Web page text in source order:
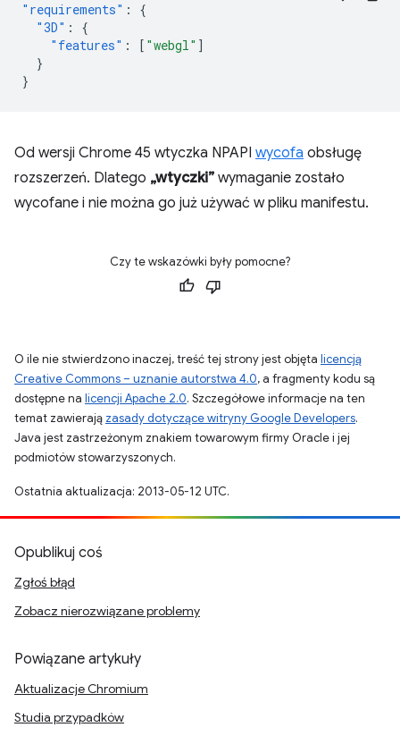
"requirements" :
{
"3D" :
{
"features" : [ "webgl" ]
}
}
Od wersji Chrome 45 wtyczka NPAPI wycofa obsługę
rozszerzeń. Dlatego „wtyczki” wymaganie zostało
wycofane i nie można go już używać w pliku manifestu.
Czy te wskazówki były pomocne?
O ile nie stwierdzono inaczej, treść tej strony jest objęta licencją
Creative Commons – uznanie autorstwa 4.0, a fragmenty kodu są
dostępne na licencji Apache 2.0. Szczegółowe informacje na ten
temat zawierają zasady dotyczące witryny Google Developers.
Java jest zastrzeżonym znakiem towarowym firmy Oracle i jej
podmiotów stowarzyszonych.
Ostatnia aktualizacja: 2013-05-12 UTC.
Opublikuj coś
Zgłoś błąd
Zobacz nierozwiązane problemy
Powiązane artykuły
Aktualizacje Chromium
Studia przypadków